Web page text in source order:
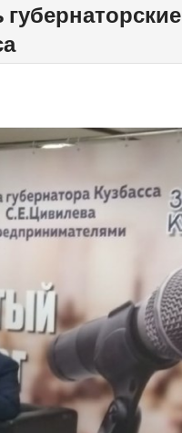
губернаторские